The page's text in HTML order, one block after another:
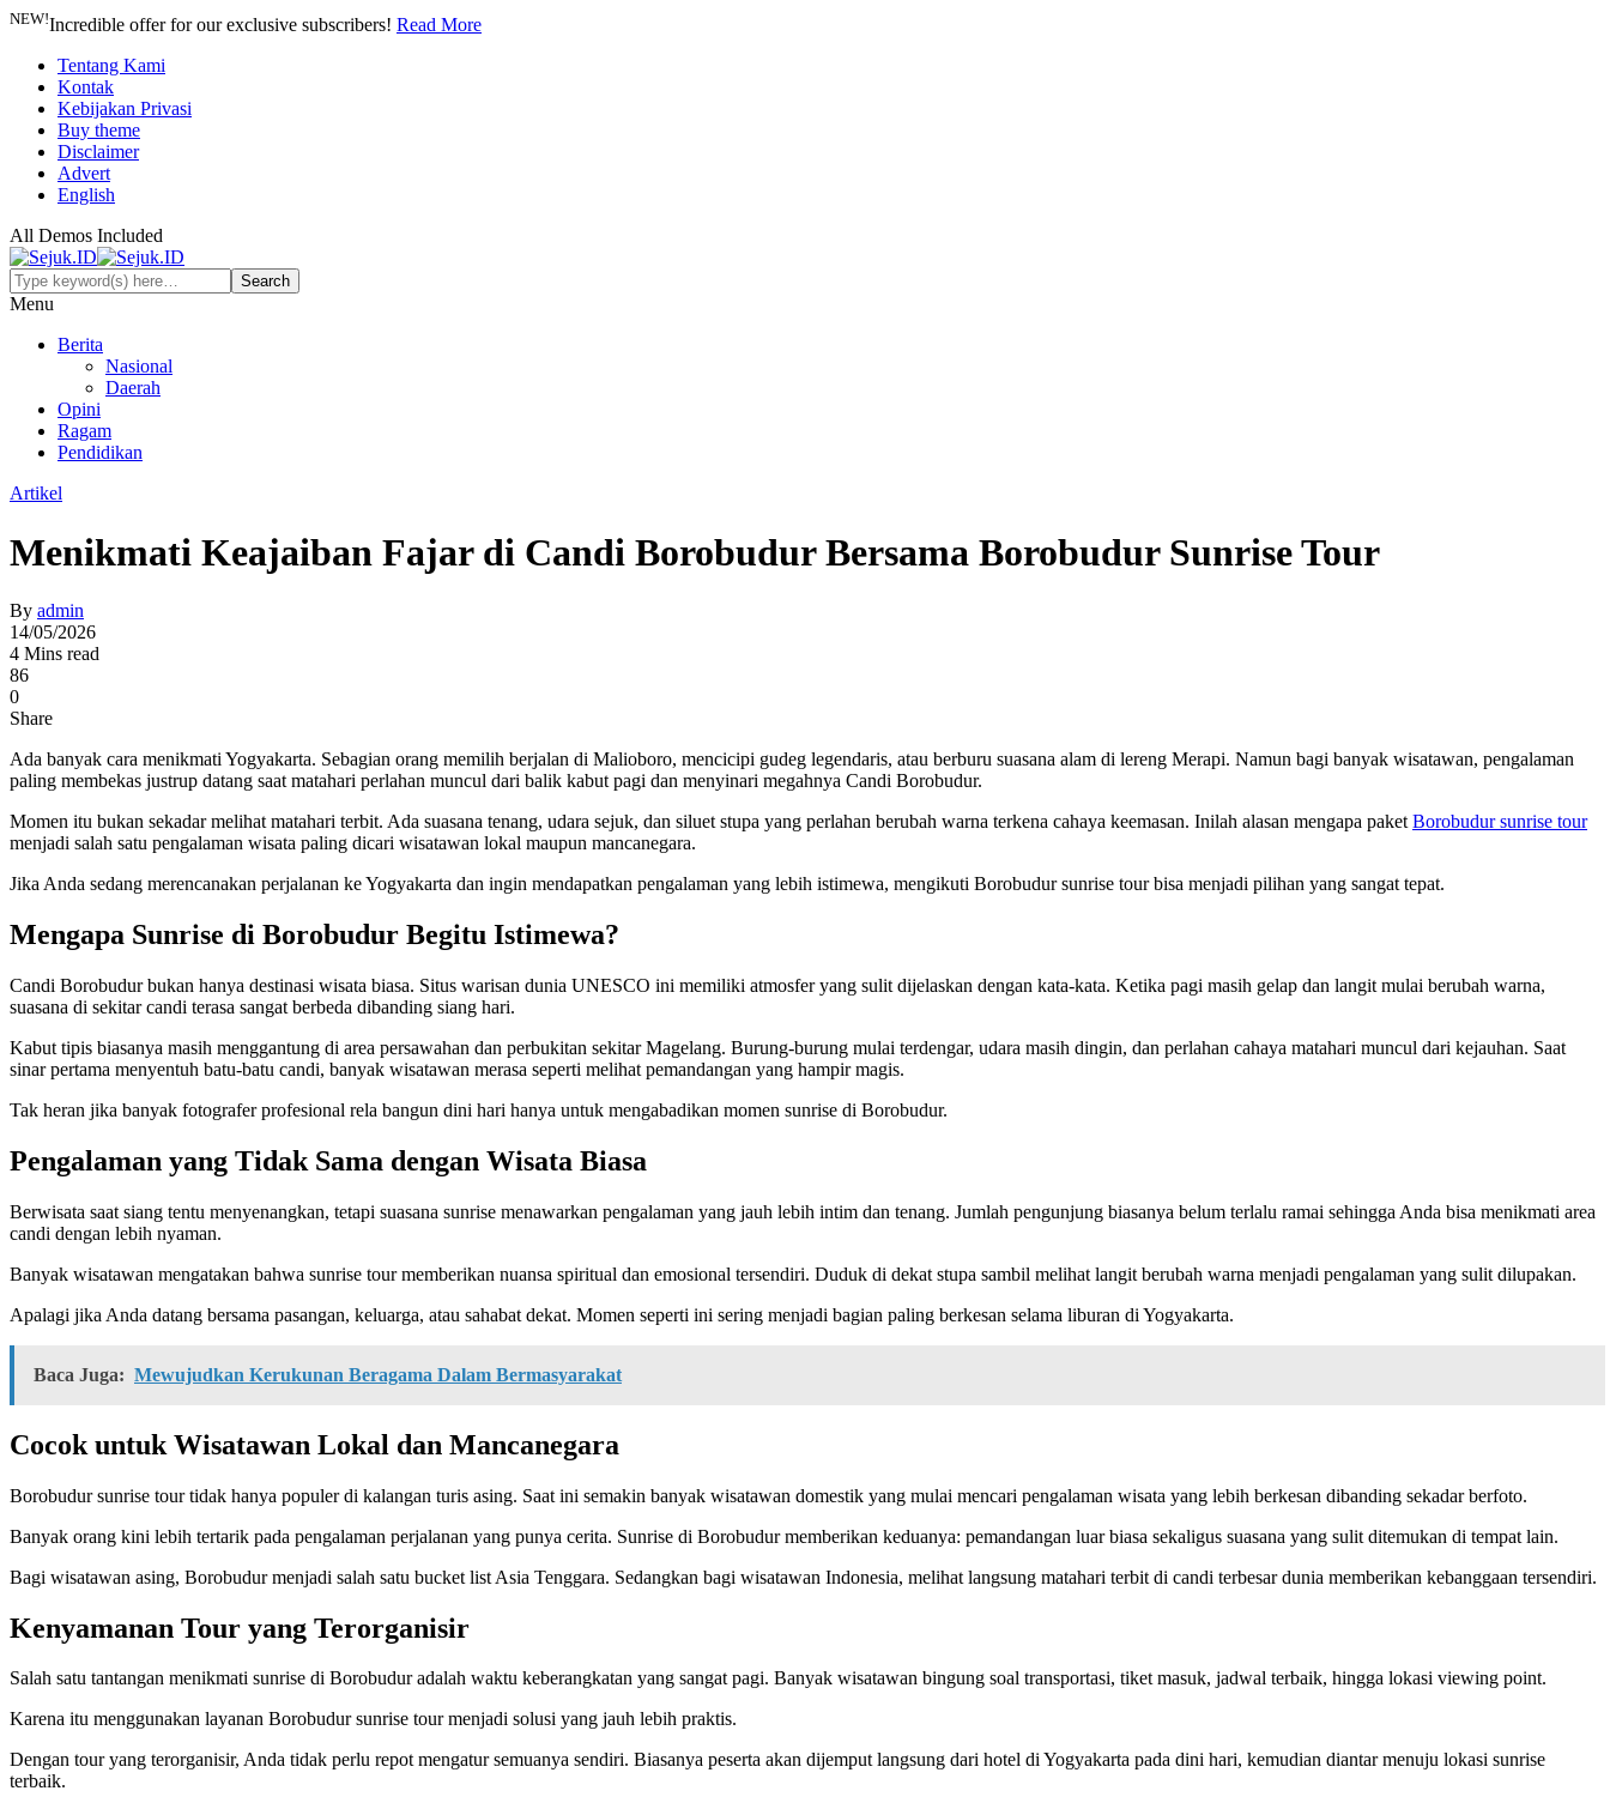
NEW!Incredible offer for our exclusive subscribers! Read More
Tentang Kami
Kontak
Kebijakan Privasi
Buy theme
Disclaimer
Advert
English
All Demos Included
Menu
Berita
Nasional
Daerah
Opini
Ragam
Pendidikan
Artikel
Menikmati Keajaiban Fajar di Candi Borobudur Bersama Borobudur Sunrise Tour
By admin
14/05/2026
4 Mins read
86
0
Share
Ada banyak cara menikmati Yogyakarta. Sebagian orang memilih berjalan di Malioboro, mencicipi gudeg legendaris, atau berburu suasana alam di lereng Merapi. Namun bagi banyak wisatawan, pengalaman
paling membekas justrup datang saat matahari perlahan muncul dari balik kabut pagi dan menyinari megahnya Candi Borobudur.
Momen itu bukan sekadar melihat matahari terbit. Ada suasana tenang, udara sejuk, dan siluet stupa yang perlahan berubah warna terkena cahaya keemasan. Inilah alasan mengapa paket Borobudur sunrise tour
menjadi salah satu pengalaman wisata paling dicari wisatawan lokal maupun mancanegara.
Jika Anda sedang merencanakan perjalanan ke Yogyakarta dan ingin mendapatkan pengalaman yang lebih istimewa, mengikuti Borobudur sunrise tour bisa menjadi pilihan yang sangat tepat.
Mengapa Sunrise di Borobudur Begitu Istimewa?
Candi Borobudur bukan hanya destinasi wisata biasa. Situs warisan dunia UNESCO ini memiliki atmosfer yang sulit dijelaskan dengan kata-kata. Ketika pagi masih gelap dan langit mulai berubah warna,
suasana di sekitar candi terasa sangat berbeda dibanding siang hari.
Kabut tipis biasanya masih menggantung di area persawahan dan perbukitan sekitar Magelang. Burung-burung mulai terdengar, udara masih dingin, dan perlahan cahaya matahari muncul dari kejauhan. Saat
sinar pertama menyentuh batu-batu candi, banyak wisatawan merasa seperti melihat pemandangan yang hampir magis.
Tak heran jika banyak fotografer profesional rela bangun dini hari hanya untuk mengabadikan momen sunrise di Borobudur.
Pengalaman yang Tidak Sama dengan Wisata Biasa
Berwisata saat siang tentu menyenangkan, tetapi suasana sunrise menawarkan pengalaman yang jauh lebih intim dan tenang. Jumlah pengunjung biasanya belum terlalu ramai sehingga Anda bisa menikmati area
candi dengan lebih nyaman.
Banyak wisatawan mengatakan bahwa sunrise tour memberikan nuansa spiritual dan emosional tersendiri. Duduk di dekat stupa sambil melihat langit berubah warna menjadi pengalaman yang sulit dilupakan.
Apalagi jika Anda datang bersama pasangan, keluarga, atau sahabat dekat. Momen seperti ini sering menjadi bagian paling berkesan selama liburan di Yogyakarta.
Baca Juga: Mewujudkan Kerukunan Beragama Dalam Bermasyarakat
Cocok untuk Wisatawan Lokal dan Mancanegara
Borobudur sunrise tour tidak hanya populer di kalangan turis asing. Saat ini semakin banyak wisatawan domestik yang mulai mencari pengalaman wisata yang lebih berkesan dibanding sekadar berfoto.
Banyak orang kini lebih tertarik pada pengalaman perjalanan yang punya cerita. Sunrise di Borobudur memberikan keduanya: pemandangan luar biasa sekaligus suasana yang sulit ditemukan di tempat lain.
Bagi wisatawan asing, Borobudur menjadi salah satu bucket list Asia Tenggara. Sedangkan bagi wisatawan Indonesia, melihat langsung matahari terbit di candi terbesar dunia memberikan kebanggaan tersendiri.
Kenyamanan Tour yang Terorganisir
Salah satu tantangan menikmati sunrise di Borobudur adalah waktu keberangkatan yang sangat pagi. Banyak wisatawan bingung soal transportasi, tiket masuk, jadwal terbaik, hingga lokasi viewing point.
Karena itu menggunakan layanan Borobudur sunrise tour menjadi solusi yang jauh lebih praktis.
Dengan tour yang terorganisir, Anda tidak perlu repot mengatur semuanya sendiri. Biasanya peserta akan dijemput langsung dari hotel di Yogyakarta pada dini hari, kemudian diantar menuju lokasi sunrise
terbaik.